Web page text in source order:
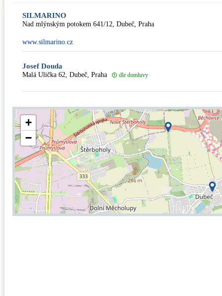
SILMARINO
Nad mlýnským potokem 641/12, Dubeč, Praha
www.silmarino.cz
Josef Douda
Malá Ulička 62, Dubeč, Praha dle domluvy
+
−